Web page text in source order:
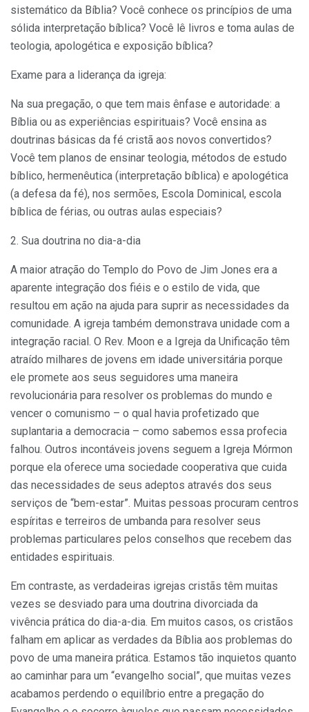
sistemático da Bíblia? Você conhece os princípios de uma
sólida interpretação bíblica? Você lê livros e toma aulas de
teologia, apologética e exposição bíblica?
Exame para a liderança da igreja:
Na sua pregação, o que tem mais ênfase e autoridade: a
Bíblia ou as experiências espirituais? Você ensina as
doutrinas básicas da fé cristã aos novos convertidos?
Você tem planos de ensinar teologia, métodos de estudo
bíblico, hermenêutica (interpretação bíblica) e apologética
(a defesa da fé), nos sermões, Escola Dominical, escola
bíblica de férias, ou outras aulas especiais?
2. Sua doutrina no dia-a-dia
A maior atração do Templo do Povo de Jim Jones era a
aparente integração dos fiéis e o estilo de vida, que
resultou em ação na ajuda para suprir as necessidades da
comunidade. A igreja também demonstrava unidade com a
integração racial. O Rev. Moon e a Igreja da Unificação têm
atraído milhares de jovens em idade universitária porque
ele promete aos seus seguidores uma maneira
revolucionária para resolver os problemas do mundo e
vencer o comunismo – o qual havia profetizado que
suplantaria a democracia – como sabemos essa profecia
falhou. Outros incontáveis jovens seguem a Igreja Mórmon
porque ela oferece uma sociedade cooperativa que cuida
das necessidades de seus adeptos através dos seus
serviços de “bem-estar”. Muitas pessoas procuram centros
espíritas e terreiros de umbanda para resolver seus
problemas particulares pelos conselhos que recebem das
entidades espirituais.
Em contraste, as verdadeiras igrejas cristãs têm muitas
vezes se desviado para uma doutrina divorciada da
vivência prática do dia-a-dia. Em muitos casos, os cristãos
falham em aplicar as verdades da Bíblia aos problemas do
povo de uma maneira prática. Estamos tão inquietos quanto
ao caminhar para um “evangelho social”, que muitas vezes
acabamos perdendo o equilíbrio entre a pregação do